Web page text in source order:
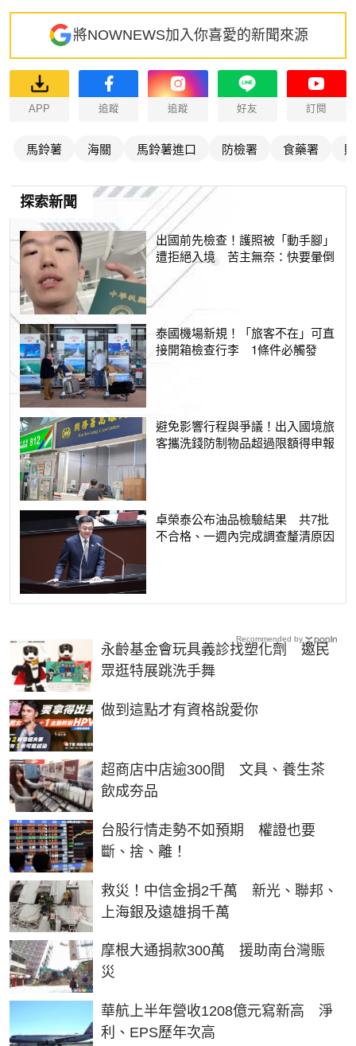
將NOWNEWS加入你喜愛的新聞來源
APP 追蹤 追蹤 好友 訂閱
馬鈴薯 海關 馬鈴薯進口 防檢署 食藥署
探索新聞
出國前先檢查！護照被「動手腳」
遭拒絕入境 苦主無奈：快要暈倒
泰國機場新規！「旅客不在」可直
接開箱檢查行李 1條件必觸發
避免影響行程與爭議！出入國境旅
客攜洗錢防制物品超過限額得申報
卓榮泰公布油品檢驗結果 共7批
不合格、一週內完成調查釐清原因
永齡基金會玩具義診找塑化劑 邀民
眾逛特展跳洗手舞
做到這點才有資格說愛你
PR
超商店中店逾300間 文具、養生茶
飲成夯品
台股行情走勢不如預期 權證也要
斷、捨、離！
救災！中信金捐2千萬 新光、聯邦、
上海銀及遠雄捐千萬
摩根大通捐款300萬 援助南台灣賑
災
華航上半年營收1208億元寫新高 淨
利、EPS歷年次高
Recommended by